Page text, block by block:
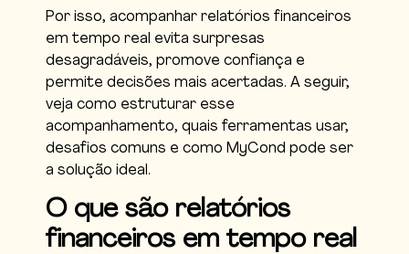
Por isso, acompanhar relatórios financeiros
em tempo real evita surpresas
desagradáveis, promove confiança e
permite decisões mais acertadas. A seguir,
veja como estruturar esse
acompanhamento, quais ferramentas usar,
desafios comuns e como MyCond pode ser
a solução ideal.
O que são relatórios
financeiros em tempo real